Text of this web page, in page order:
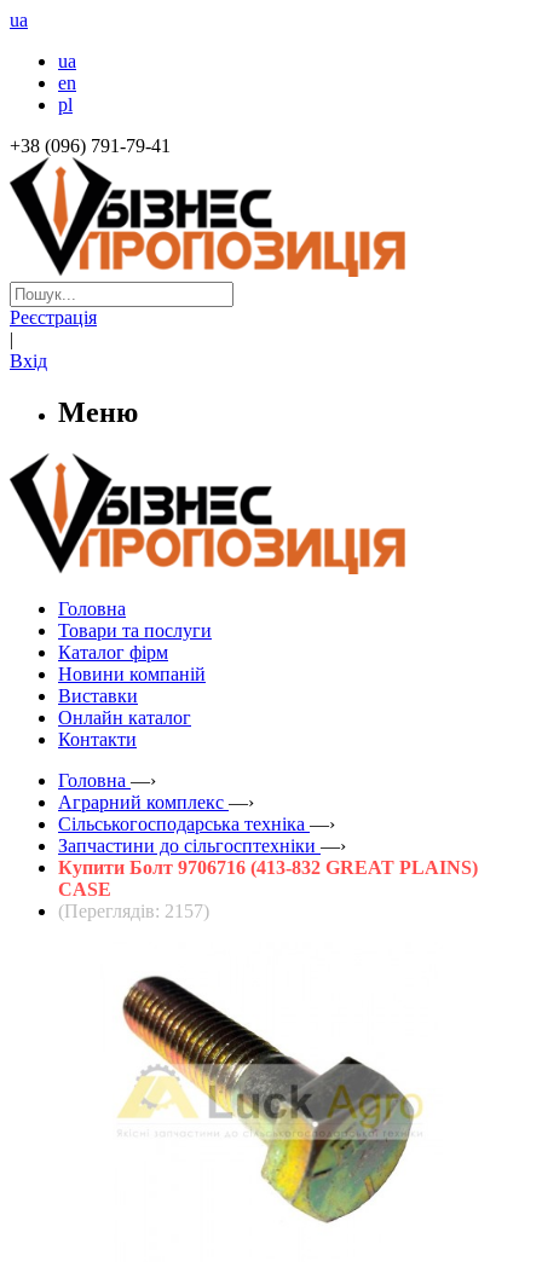
ua
ua
en
pl
+38 (096) 791-79-41
Реєстрація
|
Вхід
Меню
Головна
Товари та послуги
Каталог фірм
Новини компаній
Виставки
Онлайн каталог
Контакти
Головна —›
Аграрний комплекс —›
Сільськогосподарська техніка —›
Запчастини до сільгосптехніки —›
Купити Болт 9706716 (413-832 GREAT PLAINS)
CASE
(Переглядів: 2157)